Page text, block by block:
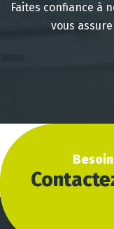
Faites confiance à
vous